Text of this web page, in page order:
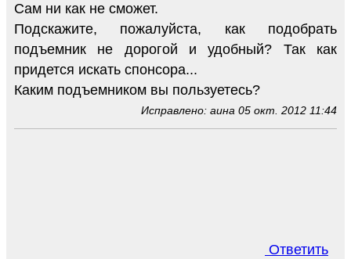
Сам ни как не сможет.
Подскажите, пожалуйста, как подобрать
подъемник не дорогой и удобный? Так как
придется искать спонсора...
Каким подъемником вы пользуетесь?
Исправлено: аина 05 окт. 2012 11:44
Ответить